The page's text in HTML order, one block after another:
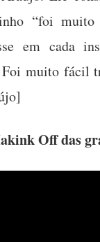
“foi muito
em cada
muito fácil
Off das